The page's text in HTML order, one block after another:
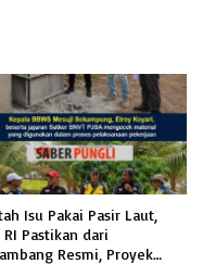
Isu Pakai Pasir Laut,
RI Pastikan dari
Resmi, Proyek